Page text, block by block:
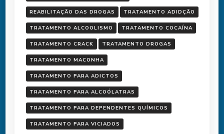
REABILITAÇÃO DAS DROGAS TRATAMENTO ADIDÇÃO
TRATAMENTO ALCOOLISMO TRATAMENTO COCAÍNA
TRATAMENTO CRACK TRATAMENTO DROGAS
TRATAMENTO MACONHA
TRATAMENTO PARA ADICTOS
TRATAMENTO PARA ALCOÓLATRAS
TRATAMENTO PARA DEPENDENTES QUÍMICOS
TRATAMENTO PARA VICIADOS